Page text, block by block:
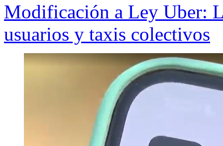
Modificación a Ley Uber:
usuarios y taxis colectivos